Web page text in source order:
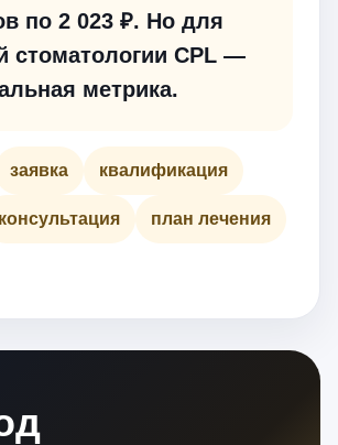
по 2 023 ₽. Но для
стоматологии CPL —
метрика.
заявка квалификация
консультация план лечения